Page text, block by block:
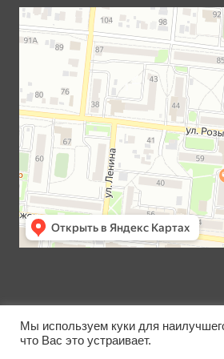
Мы используем куки для
что Вас это устраивает.